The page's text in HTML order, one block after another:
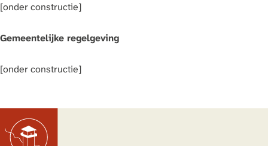
[onder constructie]
Gemeentelijke regelgeving
[onder constructie]